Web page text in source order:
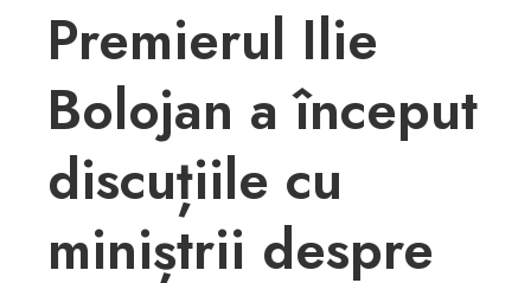
Premierul Ilie
Bolojan a început
discuțiile cu
miniștrii despre